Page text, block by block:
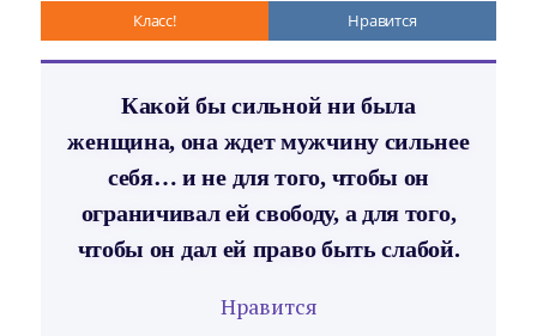
Класс! Нравится
Какой бы сильной ни была
женщина, она ждет мужчину сильнее
себя… и не для того, чтобы он
ограничивал ей свободу, а для того,
чтобы он дал ей право быть слабой.
Нравится